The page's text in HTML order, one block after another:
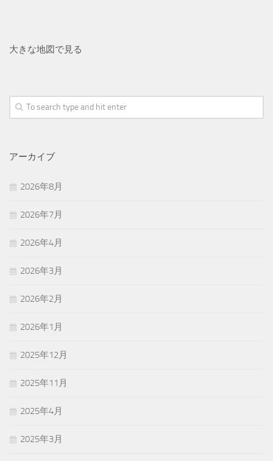
大きな地図で見る
アーカイブ
2026年8月
2026年7月
2026年4月
2026年3月
2026年2月
2026年1月
2025年12月
2025年11月
2025年4月
2025年3月